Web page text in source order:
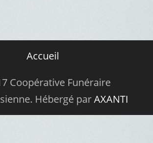
Accueil
Coopérative Funéraire
Hébergé parAXANTI